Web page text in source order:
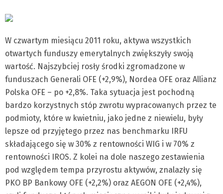
W czwartym miesiącu 2011 roku, aktywa wszystkich
otwartych funduszy emerytalnych zwiększyły swoją
wartość. Najszybciej rosły środki zgromadzone w
funduszach Generali OFE (+2,9%), Nordea OFE oraz Allianz
Polska OFE – po +2,8%. Taka sytuacja jest pochodną
bardzo korzystnych stóp zwrotu wypracowanych przez te
podmioty, które w kwietniu, jako jedne z niewielu, były
lepsze od przyjętego przez nas benchmarku IRFU
składającego się w 30% z rentowności WIG i w 70% z
rentowności IROS. Z kolei na dole naszego zestawienia
pod względem tempa przyrostu aktywów, znalazły się
PKO BP Bankowy OFE (+2,2%) oraz AEGON OFE (+2,4%),